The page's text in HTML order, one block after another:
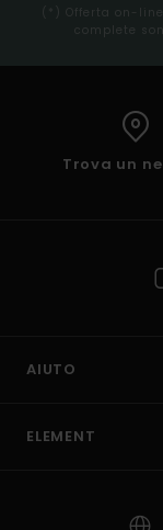
(*) Offerta on-
complete
Trova un
AIUTO
ELEMENT